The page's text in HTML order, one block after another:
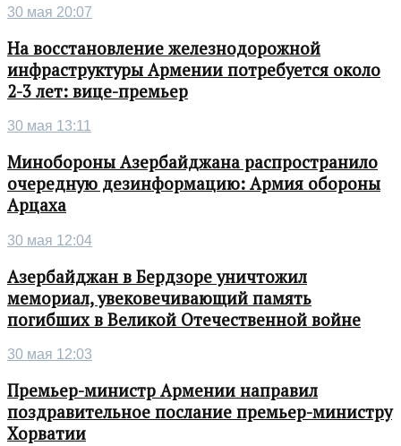
30 мая 20:07
На восстановление железнодорожной
инфраструктуры Армении потребуется около
2-3 лет: вице-премьер
30 мая 13:11
Минобороны Азербайджана распространило
очередную дезинформацию: Армия обороны
Арцаха
30 мая 12:04
Азербайджан в Бердзоре уничтожил
мемориал, увековечивающий память
погибших в Великой Отечественной войне
30 мая 12:03
Премьер-министр Армении направил
поздравительное послание премьер-министру
Хорватии